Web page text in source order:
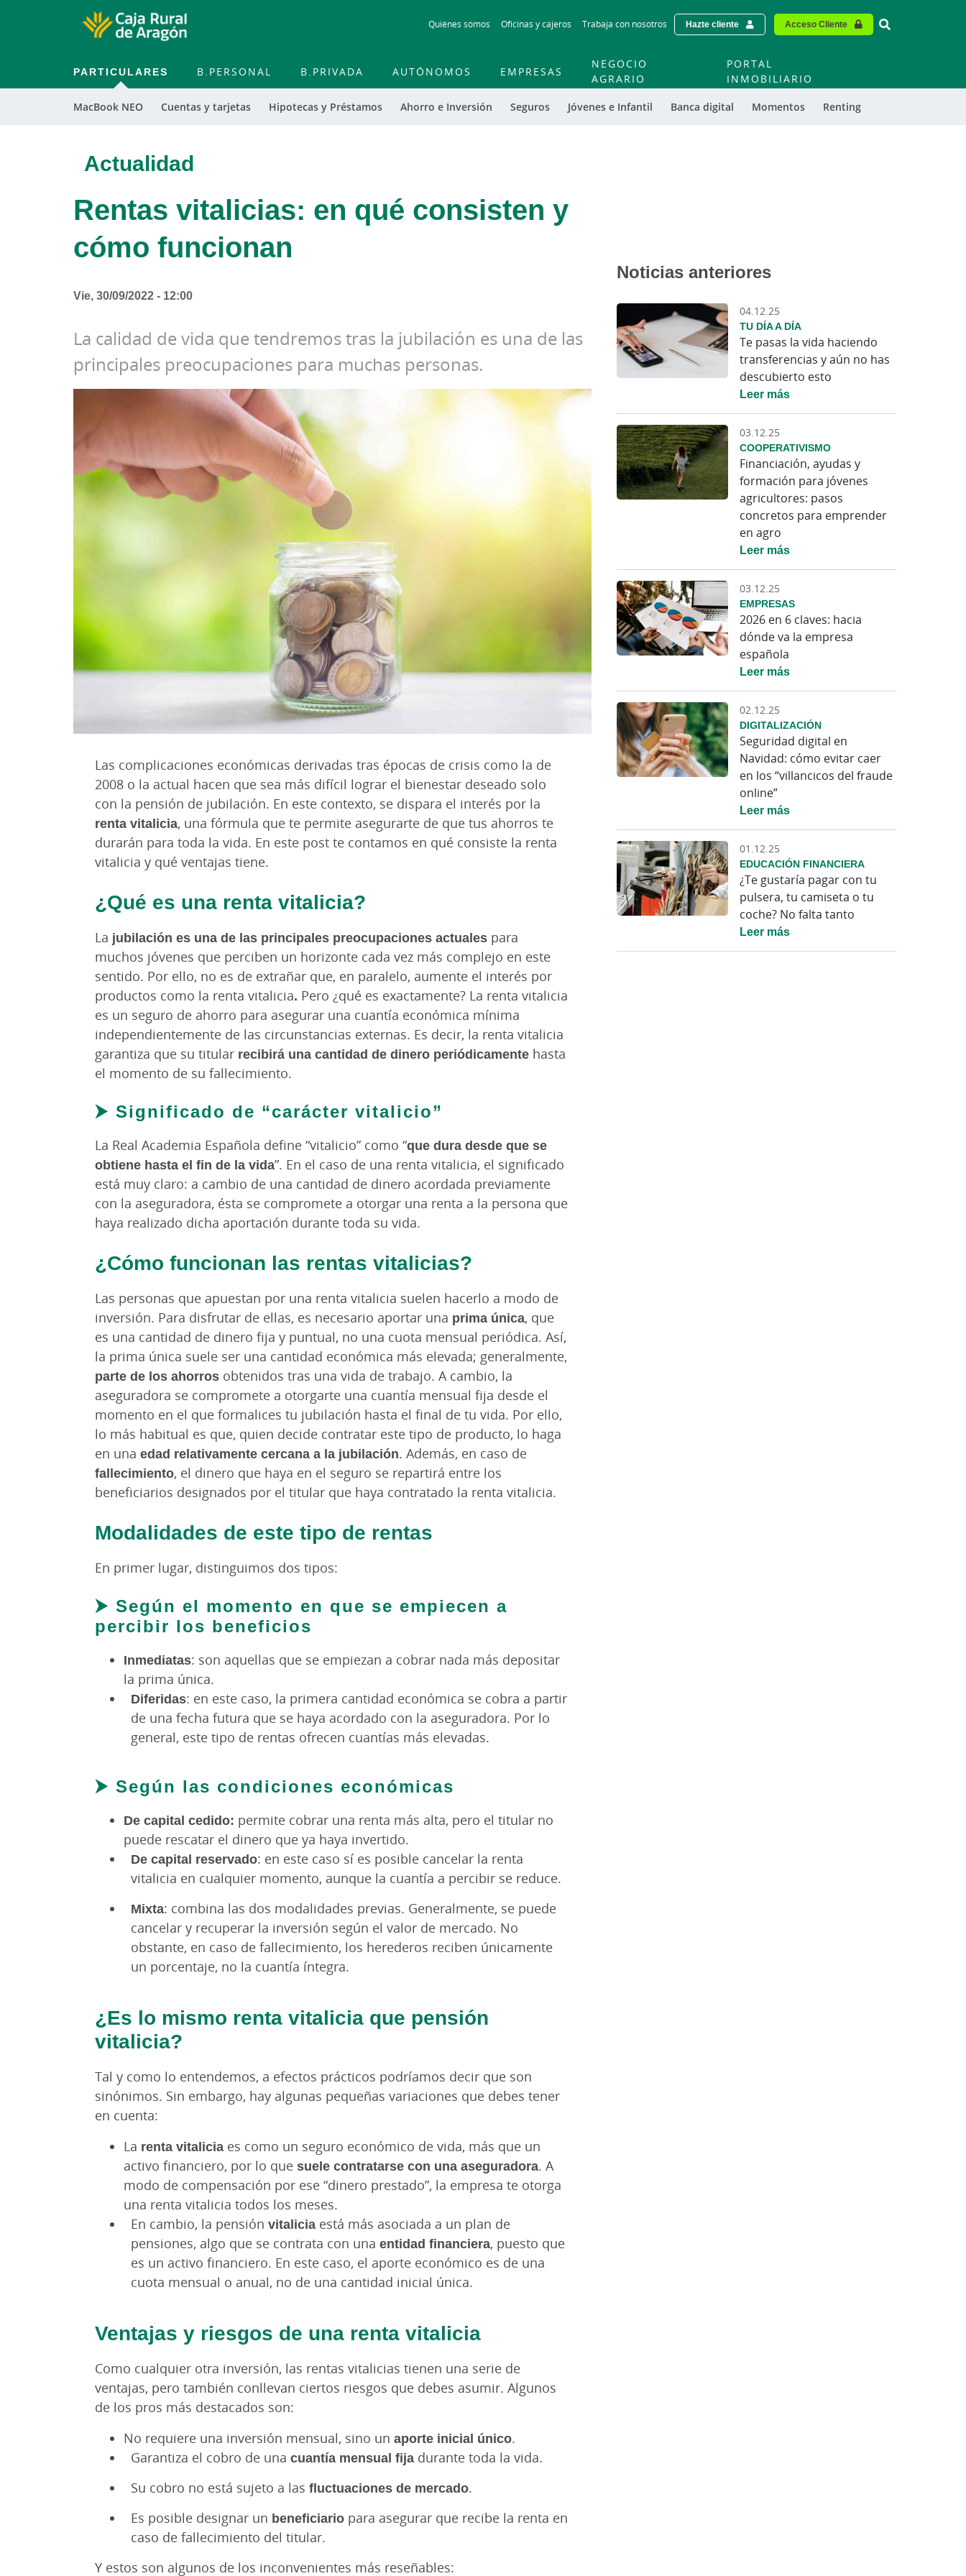
to
Quiénes somos Oficinas y cajeros Trabaja con nosotros Hazte cliente Acceso Cliente Vinculo -
PARTICULARES
MacBook NEO Cuentas y tarjetas Hipotecas y Préstamos Ahorro e Inversión Seguros Jóvenes e Infantil Banca digital Momentos Renting
B.PERSONAL B.PRIVADA AUTÓNOMOS EMPRESAS
NEGOCIO
AGRARIO
PORTAL
INMOBILIARIO
Actualidad
Rentas vitalicias: en qué consisten y
cómo funcionan
Vie, 30/09/2022 - 12:00
La calidad de vida que tendremos tras la jubilación es una de las
principales preocupaciones para muchas personas.
Las complicaciones económicas derivadas tras épocas de crisis como la de
2008 o la actual hacen que sea más difícil lograr el bienestar deseado solo
con la pensión de jubilación. En este contexto, se dispara el interés por la
renta vitalicia, una fórmula que te permite asegurarte de que tus ahorros te
durarán para toda la vida. En este post te contamos en qué consiste la renta
vitalicia y qué ventajas tiene.
¿Qué es una renta vitalicia?
La jubilación es una de las principales preocupaciones actuales para
muchos jóvenes que perciben un horizonte cada vez más complejo en este
sentido. Por ello, no es de extrañar que, en paralelo, aumente el interés por
productos como la renta vitalicia. Pero ¿qué es exactamente? La renta vitalicia
es un seguro de ahorro para asegurar una cuantía económica mínima
independientemente de las circunstancias externas. Es decir, la renta vitalicia
garantiza que su titular recibirá una cantidad de dinero periódicamente hasta
el momento de su fallecimiento.
⮞ Significado de “carácter vitalicio”
La Real Academia Española define “vitalicio” como “que dura desde que se
obtiene hasta el fin de la vida”. En el caso de una renta vitalicia, el significado
está muy claro: a cambio de una cantidad de dinero acordada previamente
con la aseguradora, ésta se compromete a otorgar una renta a la persona que
haya realizado dicha aportación durante toda su vida.
¿Cómo funcionan las rentas vitalicias?
Las personas que apuestan por una renta vitalicia suelen hacerlo a modo de
inversión. Para disfrutar de ellas, es necesario aportar una prima única, que
es una cantidad de dinero fija y puntual, no una cuota mensual periódica. Así,
la prima única suele ser una cantidad económica más elevada; generalmente,
parte de los ahorros obtenidos tras una vida de trabajo. A cambio, la
aseguradora se compromete a otorgarte una cuantía mensual fija desde el
momento en el que formalices tu jubilación hasta el final de tu vida. Por ello,
lo más habitual es que, quien decide contratar este tipo de producto, lo haga
en una edad relativamente cercana a la jubilación. Además, en caso de
fallecimiento, el dinero que haya en el seguro se repartirá entre los
beneficiarios designados por el titular que haya contratado la renta vitalicia.
Modalidades de este tipo de rentas
En primer lugar, distinguimos dos tipos:
⮞ Según el momento en que se empiecen a
percibir los beneficios
Inmediatas: son aquellas que se empiezan a cobrar nada más depositar
la prima única.
Diferidas: en este caso, la primera cantidad económica se cobra a partir
de una fecha futura que se haya acordado con la aseguradora. Por lo
general, este tipo de rentas ofrecen cuantías más elevadas.
⮞ Según las condiciones económicas
De capital cedido: permite cobrar una renta más alta, pero el titular no
puede rescatar el dinero que ya haya invertido.
De capital reservado: en este caso sí es posible cancelar la renta
vitalicia en cualquier momento, aunque la cuantía a percibir se reduce.
Mixta: combina las dos modalidades previas. Generalmente, se puede
cancelar y recuperar la inversión según el valor de mercado. No
obstante, en caso de fallecimiento, los herederos reciben únicamente
un porcentaje, no la cuantía íntegra.
¿Es lo mismo renta vitalicia que pensión
vitalicia?
Tal y como lo entendemos, a efectos prácticos podríamos decir que son
sinónimos. Sin embargo, hay algunas pequeñas variaciones que debes tener
en cuenta:
La renta vitalicia es como un seguro económico de vida, más que un
activo financiero, por lo que suele contratarse con una aseguradora. A
modo de compensación por ese “dinero prestado”, la empresa te otorga
una renta vitalicia todos los meses.
En cambio, la pensión vitalicia está más asociada a un plan de
pensiones, algo que se contrata con una entidad financiera, puesto que
es un activo financiero. En este caso, el aporte económico es de una
cuota mensual o anual, no de una cantidad inicial única.
Ventajas y riesgos de una renta vitalicia
Como cualquier otra inversión, las rentas vitalicias tienen una serie de
ventajas, pero también conllevan ciertos riesgos que debes asumir. Algunos
de los pros más destacados son:
No requiere una inversión mensual, sino un aporte inicial único.
Garantiza el cobro de una cuantía mensual fija durante toda la vida.
Su cobro no está sujeto a las fluctuaciones de mercado.
Es posible designar un beneficiario para asegurar que recibe la renta en
caso de fallecimiento del titular.
Y estos son algunos de los inconvenientes más reseñables:
Noticias anteriores
04.12.25
TU DÍA A DÍA
Te pasas la vida haciendo
transferencias y aún no has
descubierto esto
Leer más
03.12.25
COOPERATIVISMO
Financiación, ayudas y
formación para jóvenes
agricultores: pasos
concretos para emprender
en agro
Leer más
03.12.25
EMPRESAS
2026 en 6 claves: hacia
dónde va la empresa
española
Leer más
02.12.25
DIGITALIZACIÓN
Seguridad digital en
Navidad: cómo evitar caer
en los “villancicos del fraude
online”
Leer más
01.12.25
EDUCACIÓN FINANCIERA
¿Te gustaría pagar con tu
pulsera, tu camiseta o tu
coche? No falta tanto
Leer más